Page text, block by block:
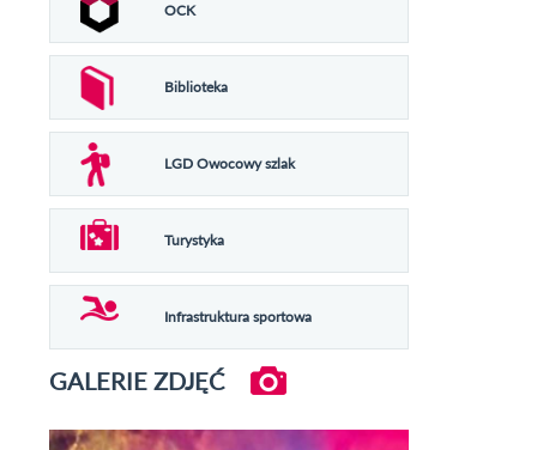
OCK
Biblioteka
LGD Owocowy szlak
Turystyka
Infrastruktura sportowa
GALERIE ZDJĘĆ